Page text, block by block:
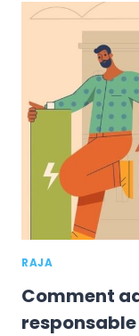
:
LES
?
RAJA
Comment